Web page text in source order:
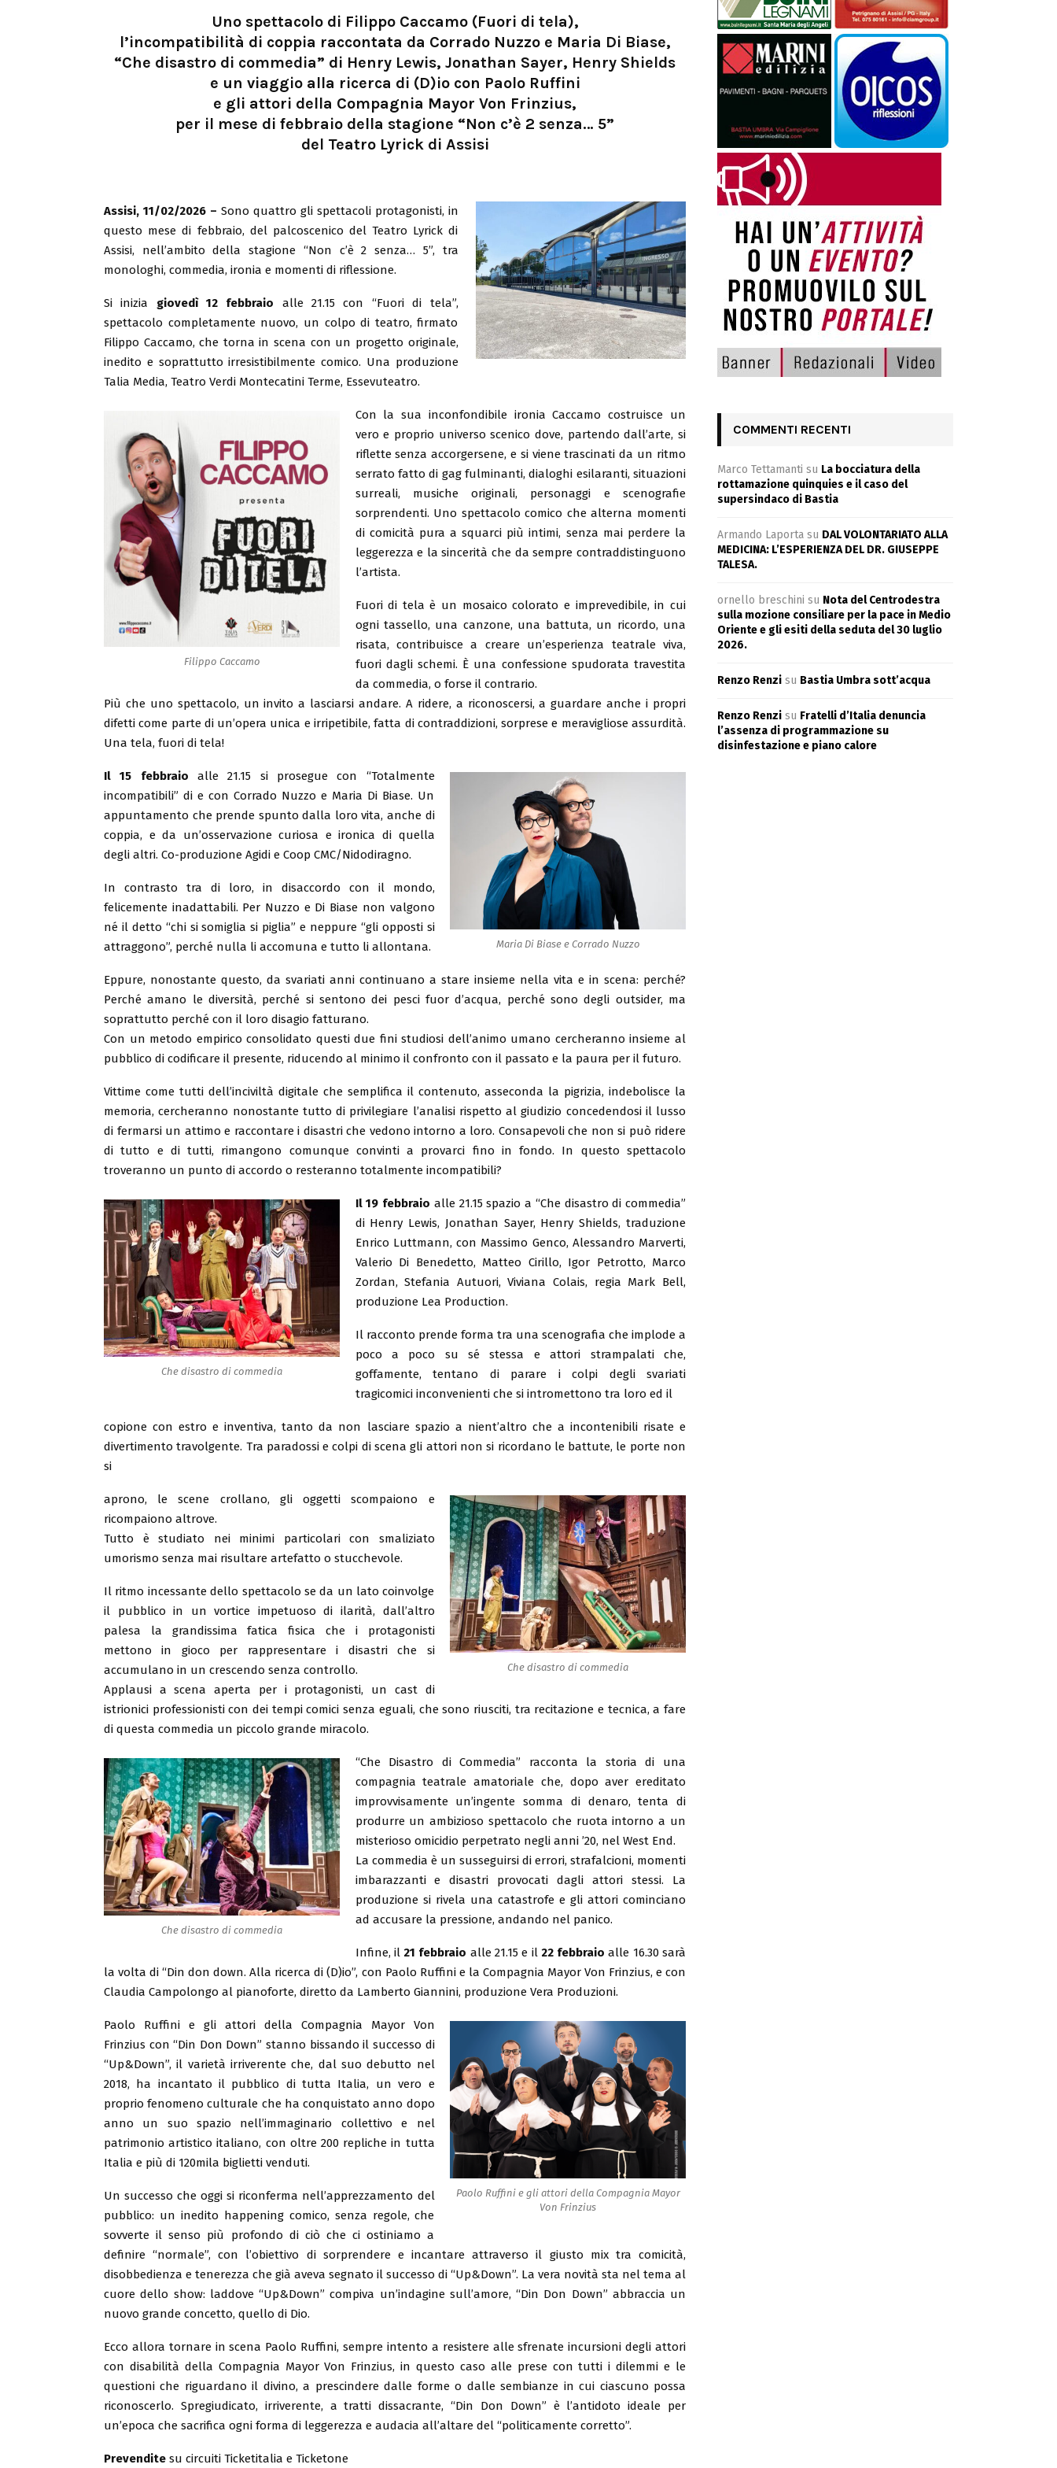
Uno spettacolo di Filippo Caccamo (Fuori di tela),
l’incompatibilità di coppia raccontata da Corrado Nuzzo e Maria Di Biase,
“Che disastro di commedia” di Henry Lewis, Jonathan Sayer, Henry Shields
e un viaggio alla ricerca di (D)io con Paolo Ruffini
e gli attori della Compagnia Mayor Von Frinzius,
per il mese di febbraio della stagione “Non c’è 2 senza… 5”
del Teatro Lyrick di Assisi
Assisi, 11/02/2026 – Sono quattro gli spettacoli protagonisti, in
questo mese di febbraio, del palcoscenico del Teatro Lyrick di
Assisi, nell’ambito della stagione “Non c’è 2 senza… 5”, tra
monologhi, commedia, ironia e momenti di riflessione.
Si inizia giovedì 12 febbraio alle 21.15 con “Fuori di tela”,
spettacolo completamente nuovo, un colpo di teatro, firmato
Filippo Caccamo, che torna in scena con un progetto originale,
inedito e soprattutto irresistibilmente comico. Una produzione
Talia Media, Teatro Verdi Montecatini Terme, Essevuteatro.
Filippo Caccamo
Con la sua inconfondibile ironia Caccamo costruisce un
vero e proprio universo scenico dove, partendo dall’arte, si
riflette senza accorgersene, e si viene trascinati da un ritmo
serrato fatto di gag fulminanti, dialoghi esilaranti, situazioni
surreali, musiche originali, personaggi e scenografie
sorprendenti. Uno spettacolo comico che alterna momenti
di comicità pura a squarci più intimi, senza mai perdere la
leggerezza e la sincerità che da sempre contraddistinguono
l’artista.
Fuori di tela è un mosaico colorato e imprevedibile, in cui
ogni tassello, una canzone, una battuta, un ricordo, una
risata, contribuisce a creare un’esperienza teatrale viva,
fuori dagli schemi. È una confessione spudorata travestita
da commedia, o forse il contrario.
Più che uno spettacolo, un invito a lasciarsi andare. A ridere, a riconoscersi, a guardare anche i propri
difetti come parte di un’opera unica e irripetibile, fatta di contraddizioni, sorprese e meravigliose assurdità.
Una tela, fuori di tela!
Maria Di Biase e Corrado Nuzzo
Il 15 febbraio alle 21.15 si prosegue con “Totalmente
incompatibili” di e con Corrado Nuzzo e Maria Di Biase. Un
appuntamento che prende spunto dalla loro vita, anche di
coppia, e da un’osservazione curiosa e ironica di quella
degli altri. Co-produzione Agidi e Coop CMC/Nidodiragno.
In contrasto tra di loro, in disaccordo con il mondo,
felicemente inadattabili. Per Nuzzo e Di Biase non valgono
né il detto “chi si somiglia si piglia” e neppure “gli opposti si
attraggono”, perché nulla li accomuna e tutto li allontana.
Eppure, nonostante questo, da svariati anni continuano a stare insieme nella vita e in scena: perché?
Perché amano le diversità, perché si sentono dei pesci fuor d’acqua, perché sono degli outsider, ma
soprattutto perché con il loro disagio fatturano.
Con un metodo empirico consolidato questi due fini studiosi dell’animo umano cercheranno insieme al
pubblico di codificare il presente, riducendo al minimo il confronto con il passato e la paura per il futuro.
Vittime come tutti dell’inciviltà digitale che semplifica il contenuto, asseconda la pigrizia, indebolisce la
memoria, cercheranno nonostante tutto di privilegiare l’analisi rispetto al giudizio concedendosi il lusso
di fermarsi un attimo e raccontare i disastri che vedono intorno a loro. Consapevoli che non si può ridere
di tutto e di tutti, rimangono comunque convinti a provarci fino in fondo. In questo spettacolo
troveranno un punto di accordo o resteranno totalmente incompatibili?
Che disastro di commedia
Il 19 febbraio alle 21.15 spazio a “Che disastro di commedia”
di Henry Lewis, Jonathan Sayer, Henry Shields, traduzione
Enrico Luttmann, con Massimo Genco, Alessandro Marverti,
Valerio Di Benedetto, Matteo Cirillo, Igor Petrotto, Marco
Zordan, Stefania Autuori, Viviana Colais, regia Mark Bell,
produzione Lea Production.
Il racconto prende forma tra una scenografia che implode a
poco a poco su sé stessa e attori strampalati che,
goffamente, tentano di parare i colpi degli svariati
tragicomici inconvenienti che si intromettono tra loro ed il
copione con estro e inventiva, tanto da non lasciare spazio a nient’altro che a incontenibili risate e
divertimento travolgente. Tra paradossi e colpi di scena gli attori non si ricordano le battute, le porte non
si
Che disastro di commedia
aprono, le scene crollano, gli oggetti scompaiono e
ricompaiono altrove.
Tutto è studiato nei minimi particolari con smaliziato
umorismo senza mai risultare artefatto o stucchevole.
Il ritmo incessante dello spettacolo se da un lato coinvolge
il pubblico in un vortice impetuoso di ilarità, dall’altro
palesa la grandissima fatica fisica che i protagonisti
mettono in gioco per rappresentare i disastri che si
accumulano in un crescendo senza controllo.
Applausi a scena aperta per i protagonisti, un cast di
istrionici professionisti con dei tempi comici senza eguali, che sono riusciti, tra recitazione e tecnica, a fare
di questa commedia un piccolo grande miracolo.
Che disastro di commedia
“Che Disastro di Commedia” racconta la storia di una
compagnia teatrale amatoriale che, dopo aver ereditato
improvvisamente un’ingente somma di denaro, tenta di
produrre un ambizioso spettacolo che ruota intorno a un
misterioso omicidio perpetrato negli anni ’20, nel West End.
La commedia è un susseguirsi di errori, strafalcioni, momenti
imbarazzanti e disastri provocati dagli attori stessi. La
produzione si rivela una catastrofe e gli attori cominciano
ad accusare la pressione, andando nel panico.
Infine, il21 febbraio alle 21.15 e il 22 febbraio alle 16.30 sarà
la volta di “Din don down. Alla ricerca di (D)io”, con Paolo Ruffini e la Compagnia Mayor Von Frinzius, e con
Claudia Campolongo al pianoforte, diretto da Lamberto Giannini, produzione Vera Produzioni.
Paolo Ruffini e gli attori della Compagnia Mayor
Von Frinzius
Paolo Ruffini e gli attori della Compagnia Mayor Von
Frinzius con “Din Don Down” stanno bissando il successo di
“Up&Down”, il varietà irriverente che, dal suo debutto nel
2018, ha incantato il pubblico di tutta Italia, un vero e
proprio fenomeno culturale che ha conquistato anno dopo
anno un suo spazio nell’immaginario collettivo e nel
patrimonio artistico italiano, con oltre 200 repliche in tutta
Italia e più di 120mila biglietti venduti.
Un successo che oggi si riconferma nell’apprezzamento del
pubblico: un inedito happening comico, senza regole, che
sovverte il senso più profondo di ciò che ci ostiniamo a
definire “normale”, con l’obiettivo di sorprendere e incantare attraverso il giusto mix tra comicità,
disobbedienza e tenerezza che già aveva segnato il successo di “Up&Down”. La vera novità sta nel tema al
cuore dello show: laddove “Up&Down” compiva un’indagine sull’amore, “Din Don Down” abbraccia un
nuovo grande concetto, quello di Dio.
Ecco allora tornare in scena Paolo Ruffini, sempre intento a resistere alle sfrenate incursioni degli attori
con disabilità della Compagnia Mayor Von Frinzius, in questo caso alle prese con tutti i dilemmi e le
questioni che riguardano il divino, a prescindere dalle forme o dalle sembianze in cui ciascuno possa
riconoscerlo. Spregiudicato, irriverente, a tratti dissacrante, “Din Don Down” è l’antidoto ideale per
un’epoca che sacrifica ogni forma di leggerezza e audacia all’altare del “politicamente corretto”.
Prevendite su circuiti Ticketitalia e Ticketone
COMMENTI RECENTI
Marco Tettamanti su La bocciatura della
rottamazione quinquies e il caso del
supersindaco di Bastia
Armando Laporta su DAL VOLONTARIATO ALLA
MEDICINA: L’ESPERIENZA DEL DR. GIUSEPPE
TALESA.
ornello breschini su Nota del Centrodestra
sulla mozione consiliare per la pace in Medio
Oriente e gli esiti della seduta del 30 luglio
2026.
Renzo Renzi su Bastia Umbra sott’acqua
Renzo Renzi su Fratelli d’Italia denuncia
l’assenza di programmazione su
disinfestazione e piano calore